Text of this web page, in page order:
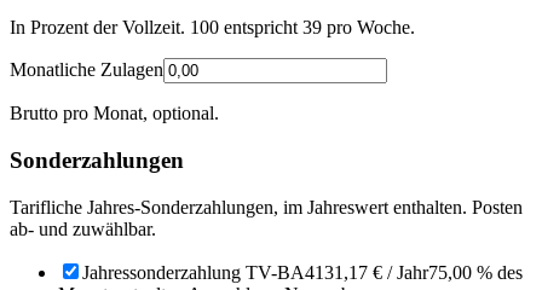
In Prozent der Vollzeit. 100 entspricht 39 pro Woche.
Monatliche Zulagen
Brutto pro Monat, optional.
Sonderzahlungen
Tarifliche Jahres-Sonderzahlungen, im Jahreswert enthalten. Posten
ab- und zuwählbar.
Jahressonderzahlung TV-BA4131,17 € / Jahr75,00 % des